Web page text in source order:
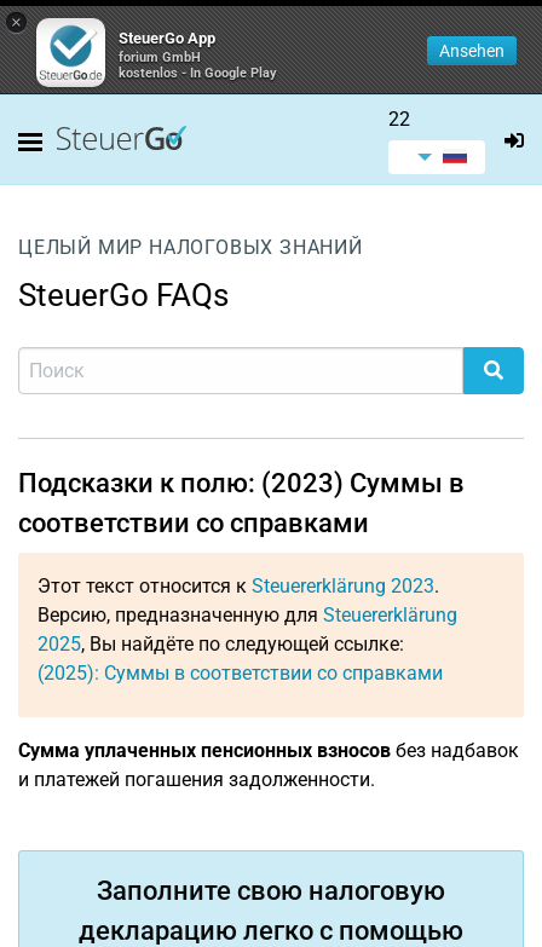
×
SteuerGo App
forium GmbH
kostenlos - In Google Play
Ansehen
22
ЦЕЛЫЙ МИР НАЛОГОВЫХ ЗНАНИЙ
SteuerGo FAQs
Подсказки к полю: (2023) Суммы в
соответствии со справками
Этот текст относится к Steuererklärung 2023.
Версию, предназначенную для Steuererklärung
2025, Вы найдёте по следующей ссылке:
(2025): Суммы в соответствии со справками
Cумма уплаченных пенсионных взносов без надбавок
и платежей погашения задолженности.
Заполните свою налоговую
декларацию легко с помощью